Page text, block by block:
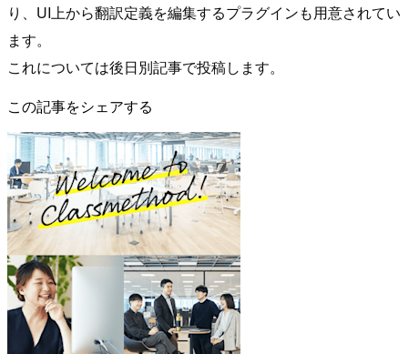
り、UI上から翻訳定義を編集するプラグインも用意されてい
ます。
これについては後日別記事で投稿します。
この記事をシェアする